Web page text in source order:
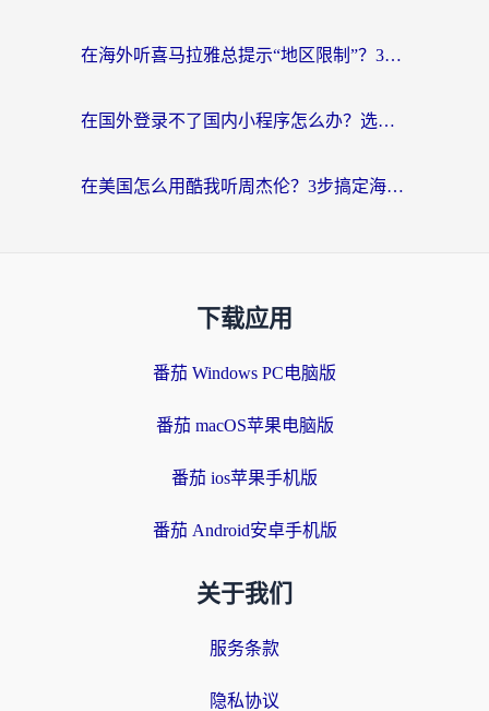
在海外听喜马拉雅总提示“地区限制”？3步轻松解除+听国内音乐全攻略
在国外登录不了国内小程序怎么办？选对回国加速器，轻松解锁国内资源
在美国怎么用酷我听周杰伦？3步搞定海外听歌难题
下载应用
番茄 Windows PC电脑版
番茄 macOS苹果电脑版
番茄 ios苹果手机版
番茄 Android安卓手机版
关于我们
服务条款
隐私协议